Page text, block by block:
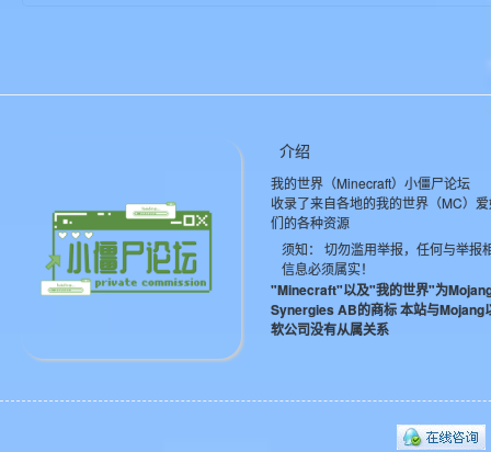
介绍
我的世界（Minecraft）小僵尸论坛
收录了来自各地的我的世界（MC）
们的各种资源
须知： 切勿滥用举报，任何与举报
信息必须属实！
"Minecraft"以及"我的世界"为
Synergies AB的商标 本站与Mojang
软公司没有从属关系